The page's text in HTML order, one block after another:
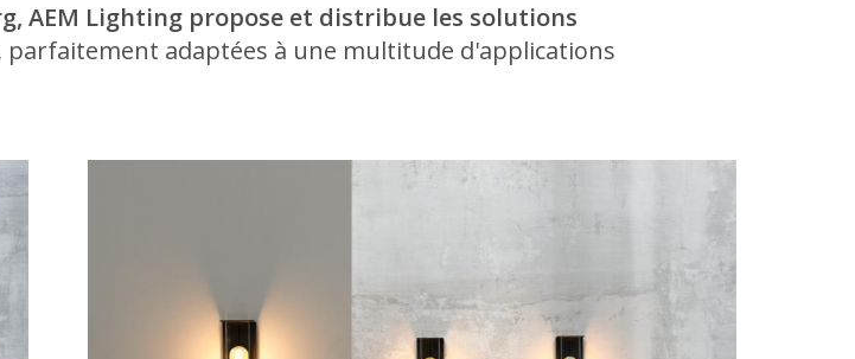
AEM Lighting propose et distribue les solutions
parfaitement adaptées à une multitude d'applications